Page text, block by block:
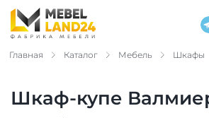
Главная Каталог Мебель Шкафы
Шкаф-купе